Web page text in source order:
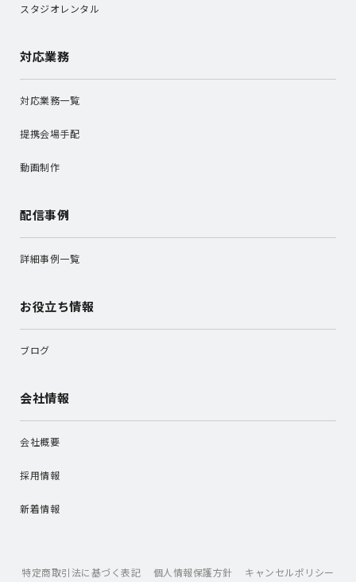
スタジオレンタル
対応業務
対応業務一覧
提携会場手配
動画制作
配信事例
詳細事例一覧
お役立ち情報
ブログ
会社情報
会社概要
採用情報
新着情報
特定商取引法に基づく表記 個人情報保護方針 キャンセルポリシー